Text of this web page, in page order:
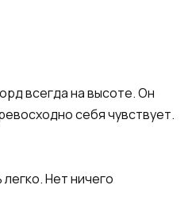
всегда на высоте. Он
себя чувствует.
Нет ничего